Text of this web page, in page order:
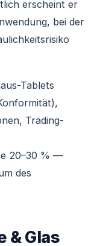
erscheint er
bei der
Tablets
Trading-
20–30 % —
des
& Glas